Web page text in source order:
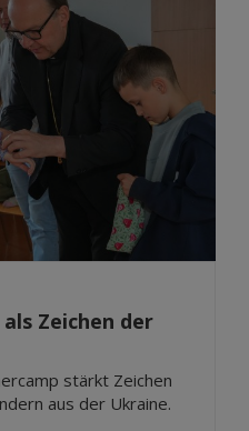
Zeichen der
stärkt Zeichen
aus der Ukraine.